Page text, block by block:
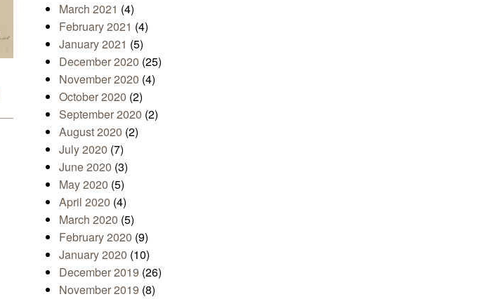
March 2021 (4)
February 2021 (4)
January 2021 (5)
December 2020 (25)
November 2020 (4)
October 2020 (2)
September 2020 (2)
August 2020 (2)
July 2020 (7)
June 2020 (3)
May 2020 (5)
April 2020 (4)
March 2020 (5)
February 2020 (9)
January 2020 (10)
December 2019 (26)
November 2019 (8)